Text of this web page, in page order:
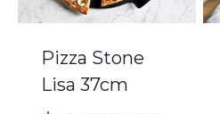
Pizza Stone
Lisa 37cm